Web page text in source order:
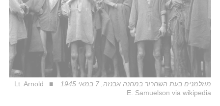
מוזלמנים בעת השחרור במחנה אבנזה, 7 במאי 1945
Lt. Arnold
E. Samuelson via wikipedia